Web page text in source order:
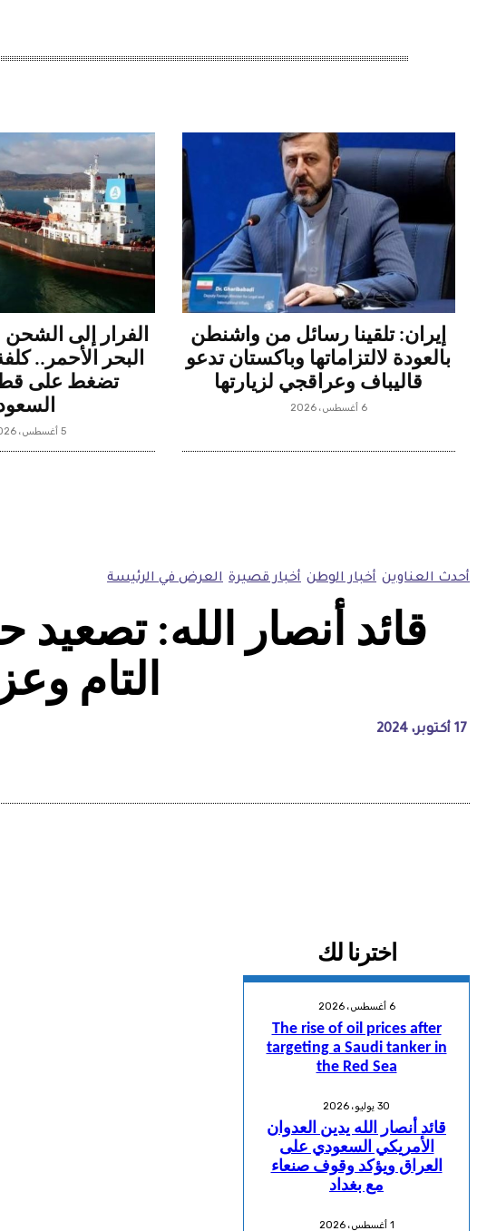
إيران: تلقينا رسائل من واشنطن
بالعودة لالتزاماتها وباكستان تدعو
قاليباف وعراقجي لزيارتها
6 أغسطس، 2026
الفرار إلى الشحن
البحر الأحمر..
تضغط على
5 أغسطس، 2026